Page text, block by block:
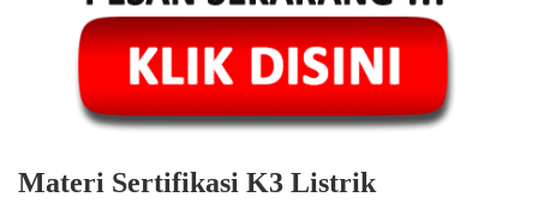
Materi Sertifikasi K3 Listrik